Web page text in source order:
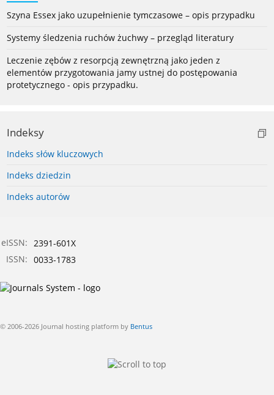
Szyna Essex jako uzupełnienie tymczasowe – opis przypadku
Systemy śledzenia ruchów żuchwy – przegląd literatury
Leczenie zębów z resorpcją zewnętrzną jako jeden z
elementów przygotowania jamy ustnej do postępowania
protetycznego - opis przypadku.
Indeksy
Indeks słów kluczowych
Indeks dziedzin
Indeks autorów
eISSN: 2391-601X
ISSN: 0033-1783
© 2006-2026 Journal hosting platform by Bentus